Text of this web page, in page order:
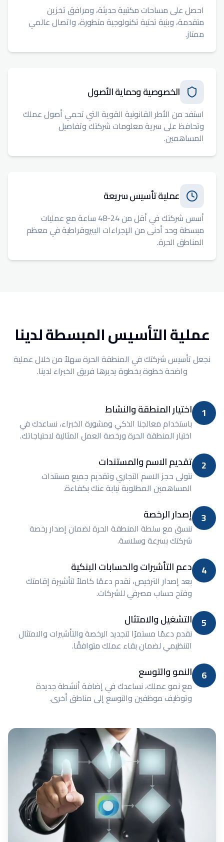
احصل على مساحات مكتبية حديثة، ومرافق تخزين
متقدمة، وبنية تحتية تكنولوجية متطورة، واتصال عالمي
ممتاز.
الخصوصية وحماية الأصول
استفد من الأطر القانونية القوية التي تحمي أصول عملك
وتحافظ على سرية معلومات شركتك وتفاصيل
المساهمين.
عملية تأسيس سريعة
أسس شركتك في أقل من 24-48 ساعة مع عمليات
مبسطة وحد أدنى من الإجراءات البيروقراطية في معظم
المناطق الحرة.
عملية التأسيس المبسطة لدينا
نجعل تأسيس شركتك في المنطقة الحرة سهلاً من خلال عملية
واضحة خطوة بخطوة يديرها فريق الخبراء لدينا.
1 اختيار المنطقة والنشاط
باستخدام معالجنا الذكي ومشورة الخبراء، نساعدك في
اختيار المنطقة الحرة ورخصة العمل المثالية لاحتياجاتك.
2 تقديم الاسم والمستندات
نتولى حجز الاسم التجاري وتقديم جميع مستندات
المساهمين المطلوبة نيابة عنك بكفاءة.
3 إصدار الرخصة
ننسق مع سلطة المنطقة الحرة لضمان إصدار رخصة
شركتك بسرعة وسلاسة.
4 دعم التأشيرات والحسابات البنكية
بعد إصدار الترخيص، نقدم دعمًا كاملاً لتأشيرة إقامتك
وفتح حساب مصرفي للشركات.
5 التشغيل والامتثال
نقدم دعمًا مستمرًا لتجديد الرخصة والتأشيرات والامتثال
التنظيمي لضمان بقاء عملك متوافقًا.
6 النمو والتوسع
مع نمو عملك، نساعدك في إضافة أنشطة جديدة
وتوظيف موظفين والتوسع إلى مناطق أخرى.